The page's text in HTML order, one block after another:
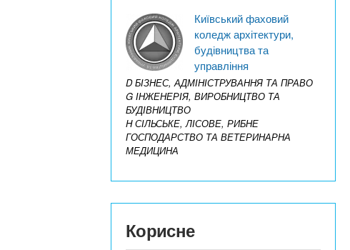
Київський фаховий
коледж архітектури,
будівництва та
управління
D БІЗНЕС, АДМІНІСТРУВАННЯ ТА ПРАВО
G ІНЖЕНЕРІЯ, ВИРОБНИЦТВО ТА
БУДІВНИЦТВО
H СІЛЬСЬКЕ, ЛІСОВЕ, РИБНЕ
ГОСПОДАРСТВО ТА ВЕТЕРИНАРНА
МЕДИЦИНА
Корисне